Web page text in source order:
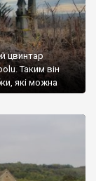
цвинтар
Таким він
які можна
цвинтар